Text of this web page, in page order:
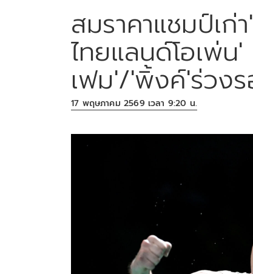
สมราคาแชมป์เก่
ไทยแลนด์โอเพ่น
เฟม'/'พิ้งค์'ร่วง
17 พฤษภาคม 2569 เวลา 9:20 น.